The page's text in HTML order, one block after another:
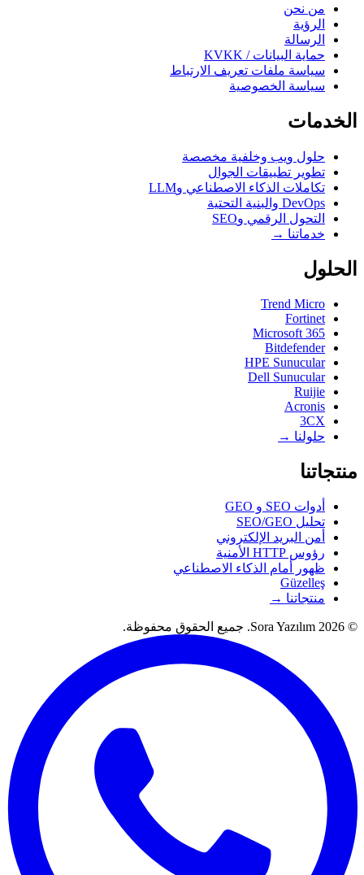
من نحن
الرؤية
الرسالة
حماية البيانات / KVKK
سياسة ملفات تعريف الارتباط
سياسة الخصوصية
الخدمات
حلول ويب وخلفية مخصصة
تطوير تطبيقات الجوال
تكاملات الذكاء الاصطناعي وLLM
DevOps والبنية التحتية
التحول الرقمي وSEO
خدماتنا →
الحلول
Trend Micro
Fortinet
Microsoft 365
Bitdefender
HPE Sunucular
Dell Sunucular
Ruijie
Acronis
3CX
حلولنا →
منتجاتنا
أدوات SEO و GEO
تحليل SEO/GEO
أمن البريد الإلكتروني
رؤوس HTTP الأمنية
ظهور أمام الذكاء الاصطناعي
Güzelleş
منتجاتنا →
© 2026 Sora Yazılım. جميع الحقوق محفوظة.